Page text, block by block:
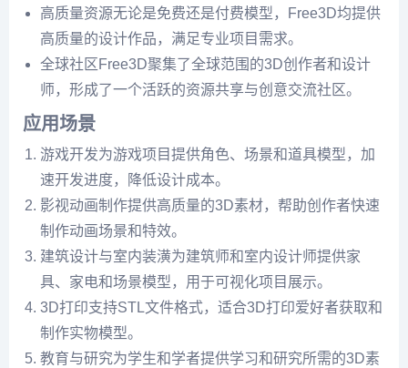
高质量资源无论是免费还是付费模型，Free3D均提供
高质量的设计作品，满足专业项目需求。
全球社区Free3D聚集了全球范围的3D创作者和设计
师，形成了一个活跃的资源共享与创意交流社区。
应用场景
游戏开发为游戏项目提供角色、场景和道具模型，加
速开发进度，降低设计成本。
影视动画制作提供高质量的3D素材，帮助创作者快速
制作动画场景和特效。
建筑设计与室内装潢为建筑师和室内设计师提供家
具、家电和场景模型，用于可视化项目展示。
3D打印支持STL文件格式，适合3D打印爱好者获取和
制作实物模型。
教育与研究为学生和学者提供学习和研究所需的3D素